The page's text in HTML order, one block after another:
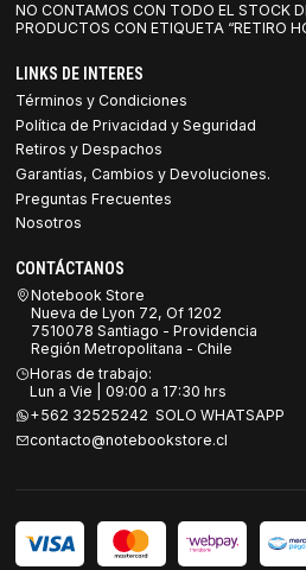
NO CONTAMOS CON TODO EL STOCK
PRODUCTOS CON ETIQUETA “RETIRO
LINKS DE INTERES
Términos y Condiciones
Política de Privacidad y Seguridad
Retiros y Despachos
Garantías, Cambios y Devoluciones.
Preguntas Frecuentes
Nosotros
CONTÁCTANOS
Notebook Store
Nueva de Lyon 72, Of 1202
7510078 Santiago - Providencia
Región Metropolitana - Chile
Horas de trabajo:
Lun a Vie | 09:00 a 17:30 hrs
+562 32525242 SOLO WHATSAPP
contacto@notebookstore.cl